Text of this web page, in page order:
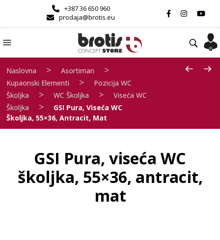
+387 36 650 960
prodaja@brotis.eu
Naslovna > Asortiman >
Kupaonski Elementi >
Pozicija WC
Školjka
> WC Školjka >
Viseća WC
Školjka
>
GSI Pura, Viseća WC
Školjka, 55×36, Antracit, Mat
GSI Pura, viseća WC
školjka, 55×36, antracit,
mat